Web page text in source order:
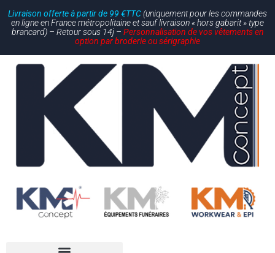
Livraison offerte à partir de 99 €TTC(uniquement pour les commandes
en ligne en France métropolitaine et sauf livraison « hors gabarit » type
brancard) – Retour sous 14j – Personnalisation de vos vêtements en
option par broderie ou sérigraphie